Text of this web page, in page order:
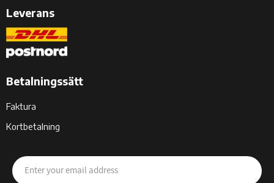
Leverans
Betalningssätt
Faktura
Kortbetalning